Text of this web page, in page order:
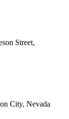
Street,
City, Nevada